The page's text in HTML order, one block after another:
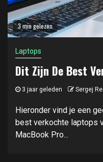
3 min gelezen
Laptops
Dit Zijn De Best
3 jaar geleden Sergej
Hieronder vind je een
best verkochte laptops
MacBook Pro...